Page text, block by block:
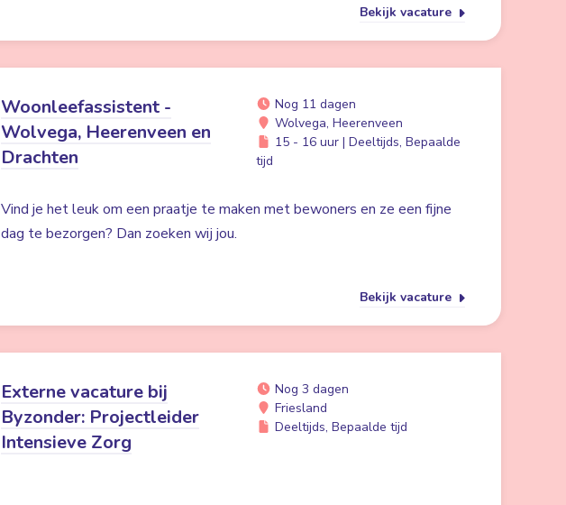
Bekijk vacature
Woonleefassistent -
Wolvega, Heerenveen en
Drachten
Nog 11 dagen
Wolvega, Heerenveen
15 - 16 uur | Deeltijds, Bepaalde
tijd
Vind je het leuk om een praatje te maken met bewoners en ze een fijne
dag te bezorgen? Dan zoeken wij jou.
Bekijk vacature
Externe vacature bij
Byzonder: Projectleider
Intensieve Zorg
Nog 3 dagen
Friesland
Deeltijds, Bepaalde tijd